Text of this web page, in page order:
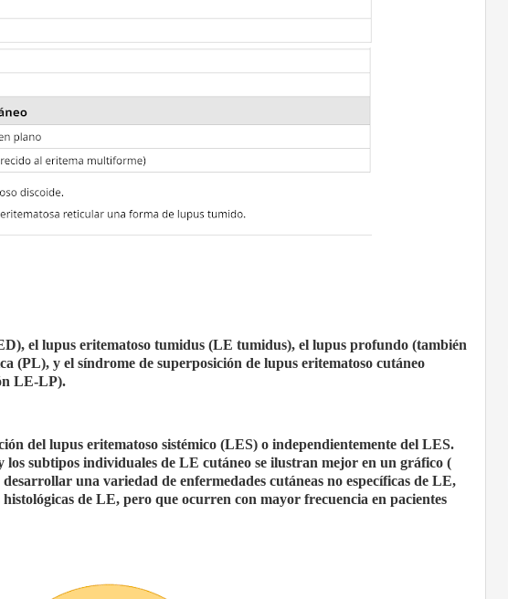
el lupus eritematoso tumidus (LE tumidus), el lupus profundo (también
(PL), y el síndrome de superposición de lupus eritematoso cutáneo
LE-LP).
del lupus eritematoso sistémico (LES) o independientemente del LES.
los subtipos individuales de LE cutáneo se ilustran mejor en un gráfico (
una variedad de enfermedades cutáneas no específicas de LE,
de LE, pero que ocurren con mayor frecuencia en pacientes